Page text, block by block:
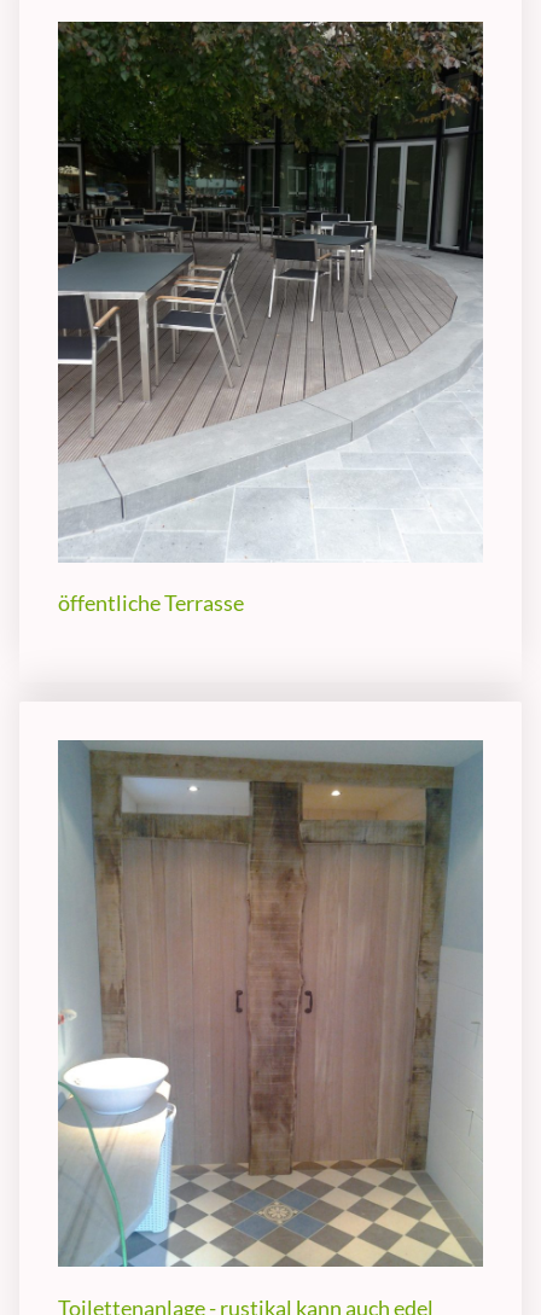
öffentliche Terrasse
Toilettenanlage - rustikal kann auch edel